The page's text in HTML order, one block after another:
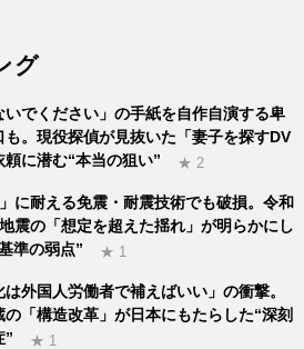
グ
いでください」の手紙を自作自演する卑
も。現役探偵が見抜いた「妻子を探すDV
頼に潜む“本当の狙い”
★ 2
」に耐える免震・耐震技術でも破損。令和
震の「想定を超えた揺れ」が明らかにし
準の弱点”
★ 1
は外国人労働者で補えばいい」の衝撃。
の「構造改革」が日本にもたらした“深刻
”
★ 1